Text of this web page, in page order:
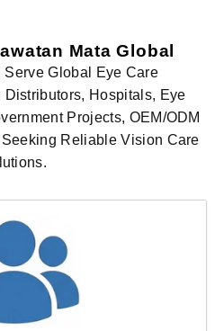
Mata Global
Global Eye Care
Hospitals, Eye
Projects, OEM/ODM
Reliable Vision Care